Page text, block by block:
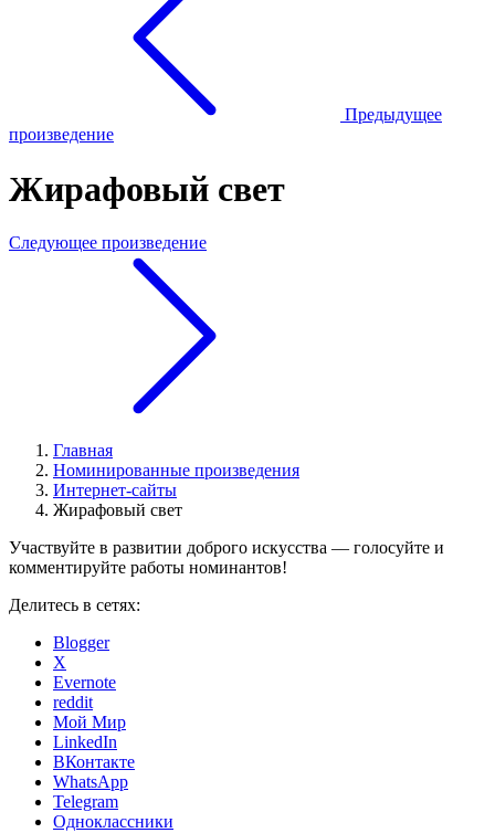
Предыдущее
произведение
Жирафовый свет
Следующее произведение
Главная
Номинированные произведения
Интернет-сайты
Жирафовый свет
Участвуйте в развитии доброго искусства — голосуйте и
комментируйте работы номинантов!
Делитесь в сетях:
Blogger
X
Evernote
reddit
Мой Мир
LinkedIn
ВКонтакте
WhatsApp
Telegram
Одноклассники